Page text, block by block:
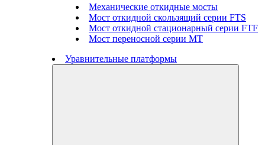
Механические откидные мосты
Мост откидной скользящий серии FTS
Мост откидной стационарный серии FTF
Мост переносной серии MT
Уравнительные платформы